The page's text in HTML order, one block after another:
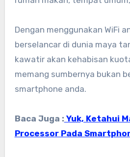
Dengan menggunakan WiFi
berselancar di dunia maya
kawatir akan kehabisan
memang sumbernya bukan
smartphone anda.
Baca Juga : Yuk, Ketahui
Processor Pada